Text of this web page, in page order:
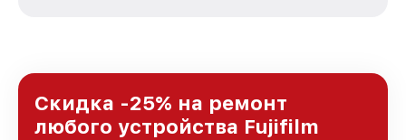
Москве, постоянно повышая уровень доверия
и лояльности наших клиентов.
Скидка -25% на ремонт
любого устройства Fujifilm